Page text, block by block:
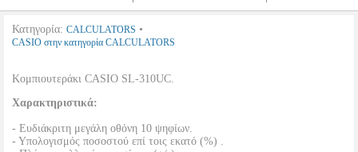
Κατηγορία: CALCULATORS •
CASIO στην κατηγορία CALCULATORS
Κομπιουτεράκι CASIO SL-310UC.
Χαρακτηριστικά:
- Ευδιάκριτη μεγάλη οθόνη 10 ψηφίων.
- Υπολογισμός ποσοστού επί τοις εκατό (%) .